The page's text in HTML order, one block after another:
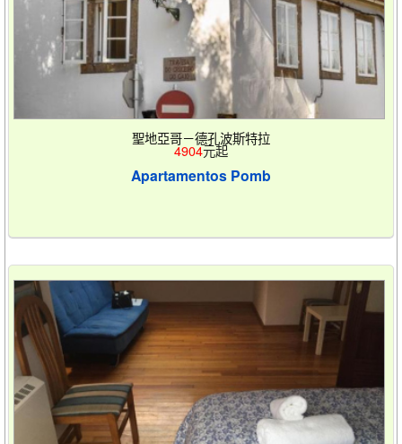
聖地亞哥－德孔波斯特拉
4904元起
Apartamentos Pomb